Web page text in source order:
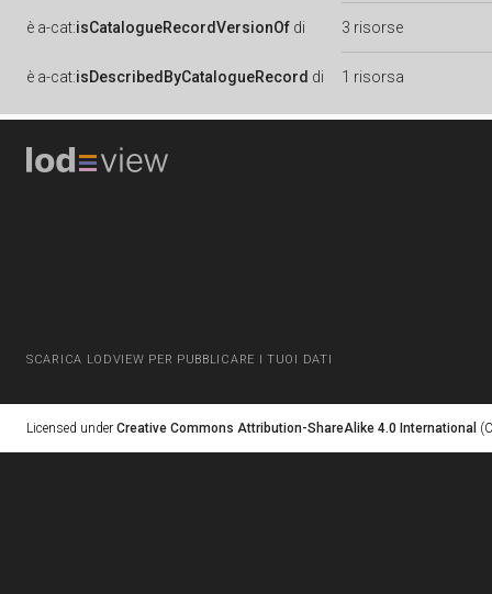
è a-cat:isCatalogueRecordVersionOf di 3 risorse
è a-cat:isDescribedByCatalogueRecord di 1 risorsa
SCARICA LODVIEW PER PUBBLICARE I TUOI DATI
Licensed under Creative Commons Attribution-ShareAlike 4.0 International